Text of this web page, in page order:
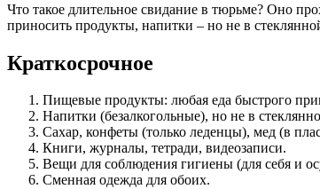
Что такое длительное свидание в тюрьме? Оно
приносить продукты, напитки – но не в
Краткосрочное
Пищевые продукты: любая еда быстрого
Напитки (безалкогольные), но не в
Сахар, конфеты (только леденцы), мед (в
Книги, журналы, тетради, видеозаписи.
Вещи для соблюдения гигиены (для себя и
Сменная одежда для обоих.